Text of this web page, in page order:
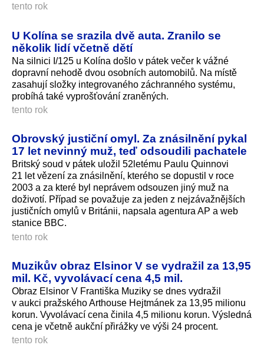
tento rok
U Kolína se srazila dvě auta. Zranilo se
několik lidí včetně dětí
Na silnici I/125 u Kolína došlo v pátek večer k vážné
dopravní nehodě dvou osobních automobilů. Na místě
zasahují složky integrovaného záchranného systému,
probíhá také vyprošťování zraněných.
tento rok
Obrovský justiční omyl. Za znásilnění pykal
17 let nevinný muž, teď odsoudili pachatele
Britský soud v pátek uložil 52letému Paulu Quinnovi
21 let vězení za znásilnění, kterého se dopustil v roce
2003 a za které byl neprávem odsouzen jiný muž na
doživotí. Případ se považuje za jeden z nejzávažnějších
justičních omylů v Británii, napsala agentura AP a web
stanice BBC.
tento rok
Muzikův obraz Elsinor V se vydražil za 13,95
mil. Kč, vyvolávací cena 4,5 mil.
Obraz Elsinor V Františka Muziky se dnes vydražil
v aukci pražského Arthouse Hejtmánek za 13,95 milionu
korun. Vyvolávací cena činila 4,5 milionu korun. Výsledná
cena je včetně aukční přirážky ve výši 24 procent.
tento rok